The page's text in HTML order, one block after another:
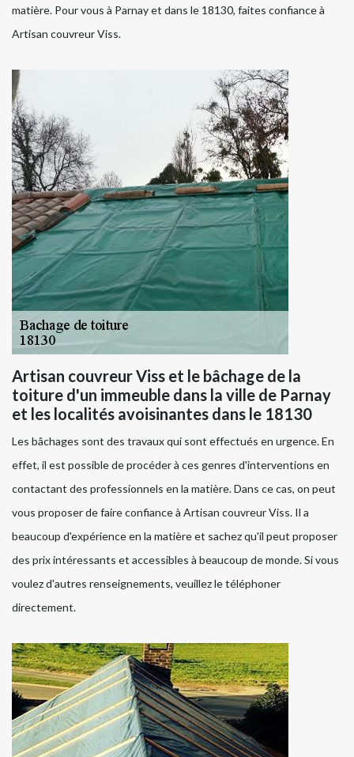
matière. Pour vous à Parnay et dans le 18130, faites confiance à
Artisan couvreur Viss.
Artisan couvreur Viss et le bâchage de la
toiture d'un immeuble dans la ville de Parnay
et les localités avoisinantes dans le 18130
Les bâchages sont des travaux qui sont effectués en urgence. En
effet, il est possible de procéder à ces genres d'interventions en
contactant des professionnels en la matière. Dans ce cas, on peut
vous proposer de faire confiance à Artisan couvreur Viss. Il a
beaucoup d'expérience en la matière et sachez qu'il peut proposer
des prix intéressants et accessibles à beaucoup de monde. Si vous
voulez d'autres renseignements, veuillez le téléphoner
directement.